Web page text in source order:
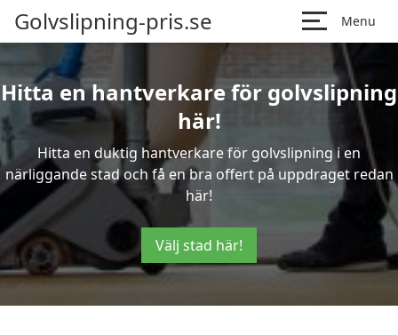
Golvslipning-pris.se Menu
Hitta en hantverkare för golvslipning
här!
Hitta en duktig hantverkare för golvslipning i en
närliggande stad och få en bra offert på uppdraget redan
här!
Välj stad här!